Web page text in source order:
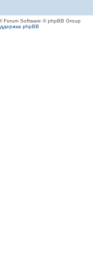
Forum Software © phpBB Group
phpBB